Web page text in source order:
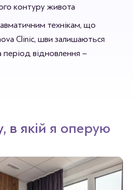
контуру живота
технікам, що
Сlinic, шви залишаються
відновлення –
в якій я оперую